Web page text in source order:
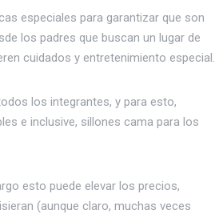
especiales para garantizar que son
los padres que buscan un lugar de
cuidados y entretenimiento especial.
los integrantes, y para esto,
e inclusive, sillones cama para los
esto puede elevar los precios,
(aunque claro, muchas veces